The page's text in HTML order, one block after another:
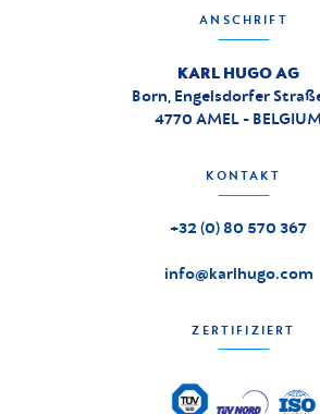
ANSCHRIFT
KARL HUGO AG
Born, Engelsdorfer
4770 AMEL -
KONTAKT
+32 (0) 80 570 367
info@karlhugo.com
ZERTIFIZIERT